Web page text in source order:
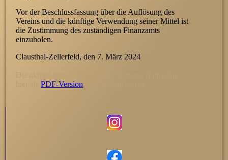
Vor der Beschlussfassung über die Auflösung des
Vereins und die künftige Verwendung seiner Mittel ist
die Zustimmung des zuständigen Finanzamts
einzuholen.
Clausthal-Zellerfeld, den 7. März 2024
hier alsPDF-Version